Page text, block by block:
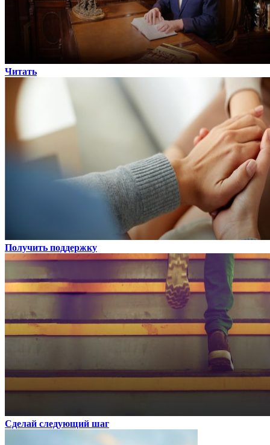
Читать
Получить поддержку
Сделай следующий шаг